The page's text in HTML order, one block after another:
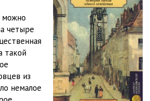
15:16
10:34
11:55
15:03
15:03
можно
четыре
такой
из
немалое